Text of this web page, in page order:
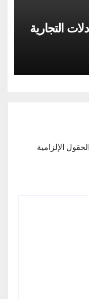
التجارية
الحقول الإلزامية